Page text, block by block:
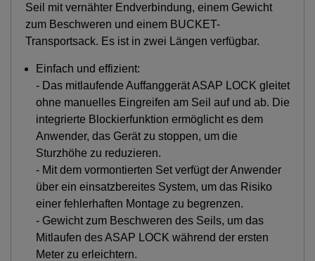
Seil mit vernähter Endverbindung, einem Gewicht
zum Beschweren und einem BUCKET-
Transportsack. Es ist in zwei Längen verfügbar.
Einfach und effizient:
- Das mitlaufende Auffanggerät ASAP LOCK gleitet
ohne manuelles Eingreifen am Seil auf und ab. Die
integrierte Blockierfunktion ermöglicht es dem
Anwender, das Gerät zu stoppen, um die
Sturzhöhe zu reduzieren.
- Mit dem vormontierten Set verfügt der Anwender
über ein einsatzbereites System, um das Risiko
einer fehlerhaften Montage zu begrenzen.
- Gewicht zum Beschweren des Seils, um das
Mitlaufen des ASAP LOCK während der ersten
Meter zu erleichtern.